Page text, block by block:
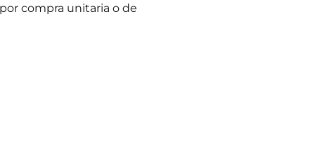
compra unitaria o de